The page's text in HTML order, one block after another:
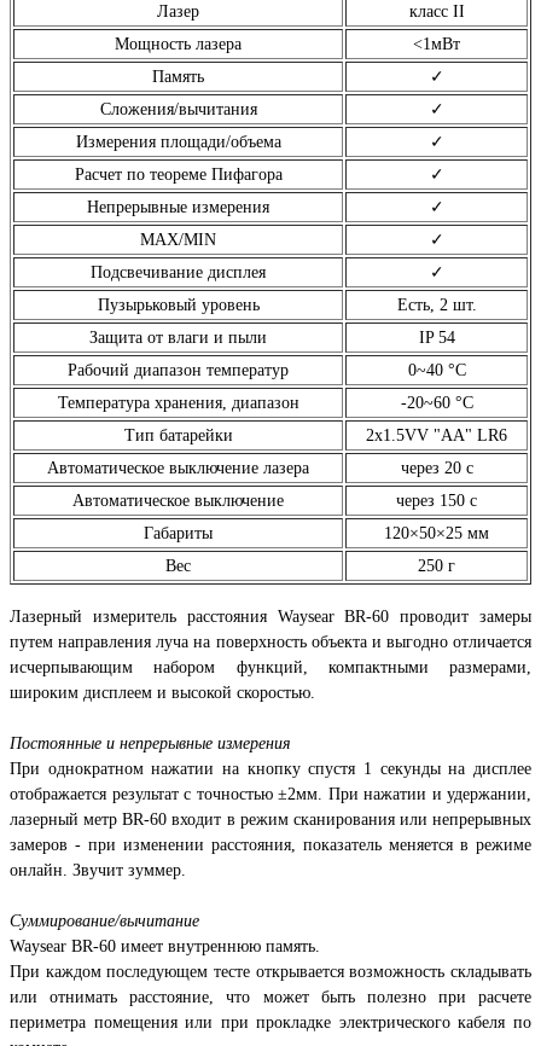
Лазер
класс ІІ
Мощность лазера
<1мВт
Память
✓
Сложения/вычитания
✓
Измерения площади/объема
✓
Расчет по теореме Пифагора
✓
Непрерывные измерения
✓
MAX/MIN
✓
Подсвечивание дисплея
✓
Пузырьковый уровень
Есть, 2 шт.
Защита от влаги и пыли
IP 54
Рабочий диапазон температур
0~40 °С
Температура хранения, диапазон
-20~60 °С
Тип батарейки
2х1.5VV "AA" LR6
Автоматическое выключение лазера
через 20 с
Автоматическое выключение
через 150 с
Габариты
120×50×25 мм
Вес
250 г
Лазерный измеритель расстояния Waysear BR-60 проводит замеры
путем направления луча на поверхность объекта и выгодно отличается
исчерпывающим набором функций, компактными размерами,
широким дисплеем и высокой скоростью.
Постоянные и непрерывные измерения
При однократном нажатии на кнопку спустя 1 секунды на дисплее
отображается результат с точностью ±2мм. При нажатии и удержании,
лазерный метр BR-60 входит в режим сканирования или непрерывных
замеров - при изменении расстояния, показатель меняется в режиме
онлайн. Звучит зуммер.
Суммирование/вычитание
Waysear BR-60 имеет внутреннюю память.
При каждом последующем тесте открывается возможность складывать
или отнимать расстояние, что может быть полезно при расчете
периметра помещения или при прокладке электрического кабеля по